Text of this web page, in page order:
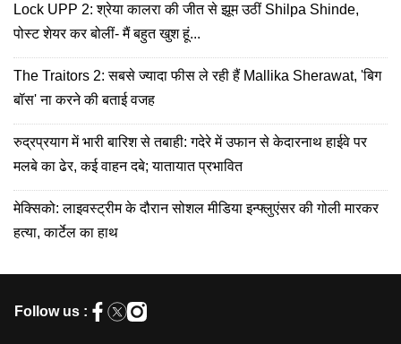
Lock UPP 2: श्रेया कालरा की जीत से झूम उठीं Shilpa Shinde,
पोस्ट शेयर कर बोलीं- मैं बहुत खुश हूं...
The Traitors 2: सबसे ज्यादा फीस ले रही हैं Mallika Sherawat, 'बिग
बॉस' ना करने की बताई वजह
रुद्रप्रयाग में भारी बारिश से तबाही: गदेरे में उफान से केदारनाथ हाईवे पर
मलबे का ढेर, कई वाहन दबे; यातायात प्रभावित
मेक्सिको: लाइवस्ट्रीम के दौरान सोशल मीडिया इन्फ्लुएंसर की गोली मारकर
हत्या, कार्टेल का हाथ
Follow us :